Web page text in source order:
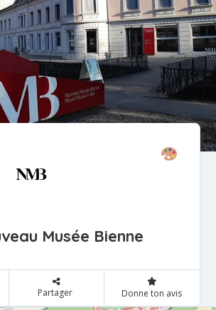
Musée Bienne
Partager Donne ton avis